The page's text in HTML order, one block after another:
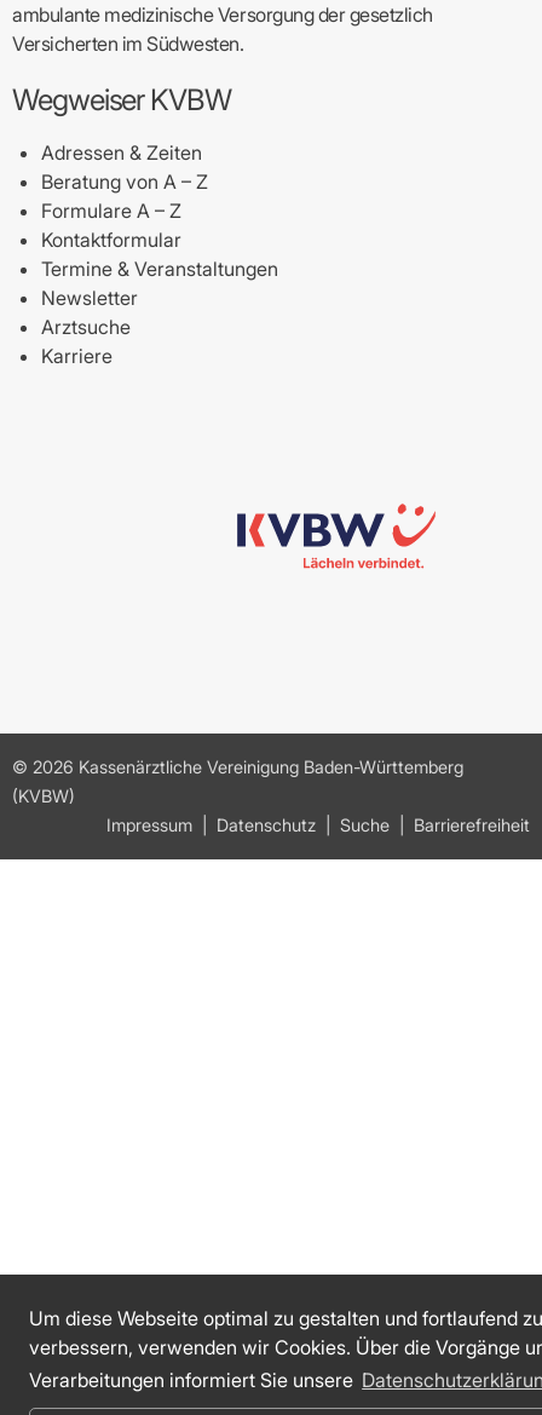
ambulante medizinische Versorgung der gesetzlich
Versicherten im Südwesten.
Wegweiser KVBW
Adressen & Zeiten
Beratung von A – Z
Formulare A – Z
Kontaktformular
Termine & Veranstaltungen
Newsletter
Arztsuche
Karriere
© 2026 Kassenärztliche Vereinigung Baden-Württemberg
(KVBW)
Impressum
Datenschutz Suche Barrierefreiheit
Um diese Webseite optimal zu gestalten und fortlaufend zu
verbessern, verwenden wir Cookies. Über die Vorgänge
Verarbeitungen informiert Sie unsere